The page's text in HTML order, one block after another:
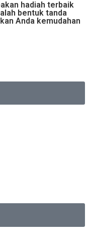
hadiah terbaik
bentuk tanda
Anda kemudahan